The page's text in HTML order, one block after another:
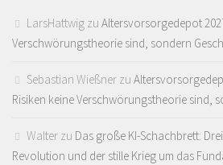
LarsHattwig zu Altersvorsorgedepot
Verschwörungstheorie sind, sondern
Sebastian Wießner zu
Risiken keine Verschwörungstheorie sind,
Walter zu Das große KI-Schachbrett:
Revolution und der stille Krieg um das